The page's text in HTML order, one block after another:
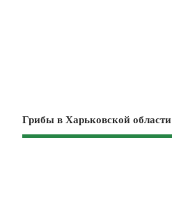
Грибы в Харьковской области